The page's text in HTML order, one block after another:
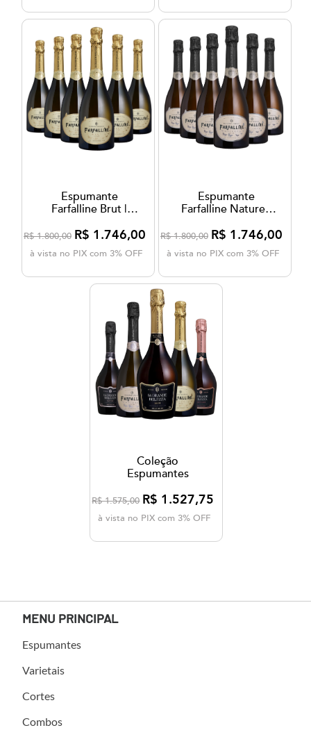
Espumante
Farfalline Brut |
R$ 1.800,00 R$ 1.746,00
à vista no PIX com 3% OFF
Espumante
Farfalline Nature |
R$ 1.800,00 R$ 1.746,00
à vista no PIX com 3% OFF
Coleção
Espumantes
R$ 1.575,00 R$ 1.527,75
à vista no PIX com 3% OFF
MENU PRINCIPAL
Espumantes
Varietais
Cortes
Combos